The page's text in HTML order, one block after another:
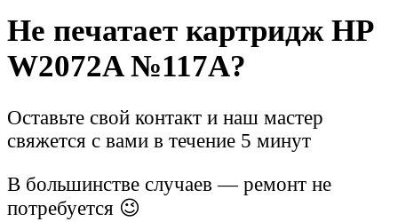
Не печатает картридж HP
W2072A №117A?
Оставьте свой контакт и наш мастер
свяжется с вами в течение 5 минут
В большинстве случаев — ремонт не
потребуется 😉